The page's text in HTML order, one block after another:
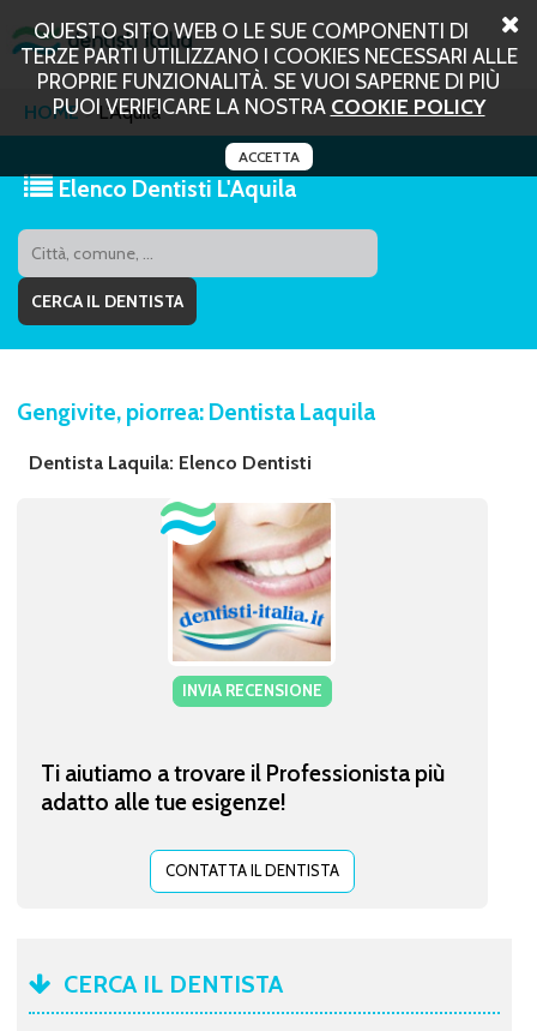
QUESTO SITO WEB O LE SUE COMPONENTI DI
TERZE PARTI UTILIZZANO I COOKIES NECESSARI ALLE
PROPRIE FUNZIONALITÀ. SE VUOI SAPERNE DI PIÙ
PUOI VERIFICARE LA NOSTRA COOKIE POLICY
ACCETTA
HOME L'Aquila
Elenco Dentisti L'Aquila
Gengivite, piorrea: Dentista Laquila
Dentista Laquila: Elenco Dentisti
INVIA RECENSIONE
Ti aiutiamo a trovare il Professionista più
adatto alle tue esigenze!
CONTATTA IL DENTISTA
CERCA IL DENTISTA